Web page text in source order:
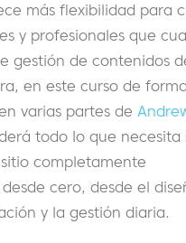
más flexibilidad para
y profesionales que
gestión de contenidos
en este curso de
varias partes de
todo lo que necesita
completamente
cero, desde el
y la gestión diaria.